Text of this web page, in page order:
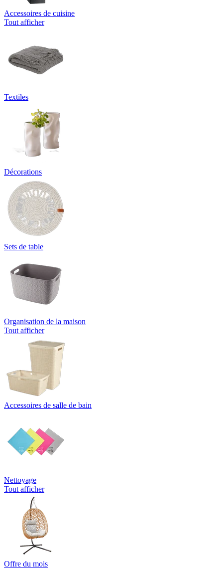
Accessoires de cuisine
Tout afficher
Textiles
Décorations
Sets de table
Organisation de la maison
Tout afficher
Accessoires de salle de bain
Nettoyage
Tout afficher
Offre du mois